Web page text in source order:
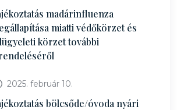
madárinfluenza
miatti védőkörzet és
körzet további
2025. február 10.
bölcsőde/óvoda nyári